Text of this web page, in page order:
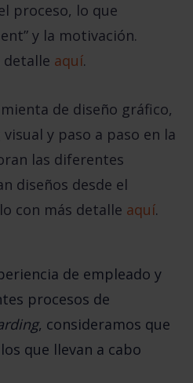
proceso, lo que
y la motivación.
detalle aquí.
de diseño gráfico,
visual y paso a paso en la
las diferentes
diseños desde el
con más detalle aquí.
de empleado y
procesos de
, consideramos que
que llevan a cabo